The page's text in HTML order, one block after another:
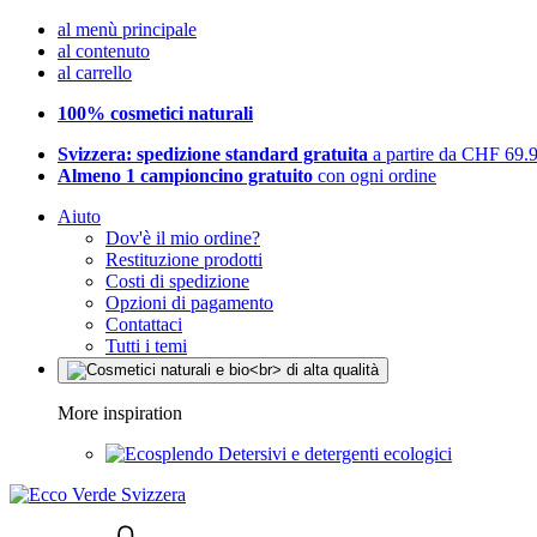
al menù principale
al contenuto
al carrello
100% cosmetici naturali
Svizzera: spedizione standard gratuita a partire da CHF
Almeno 1 campioncino gratuito con ogni ordine
Aiuto
Dov'è il mio ordine?
Restituzione prodotti
Costi di spedizione
Opzioni di pagamento
Contattaci
Tutti i temi
More inspiration
Detersivi e detergenti ecologici